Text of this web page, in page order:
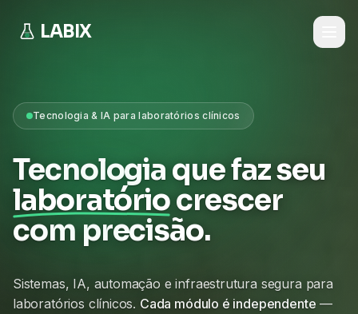
LABIX
Tecnologia & IA para laboratórios clínicos
Tecnologia que faz seu
laboratóriocrescer
com precisão.
Sistemas, IA, automação e infraestrutura segura para
laboratórios clínicos. Cada módulo é independente —